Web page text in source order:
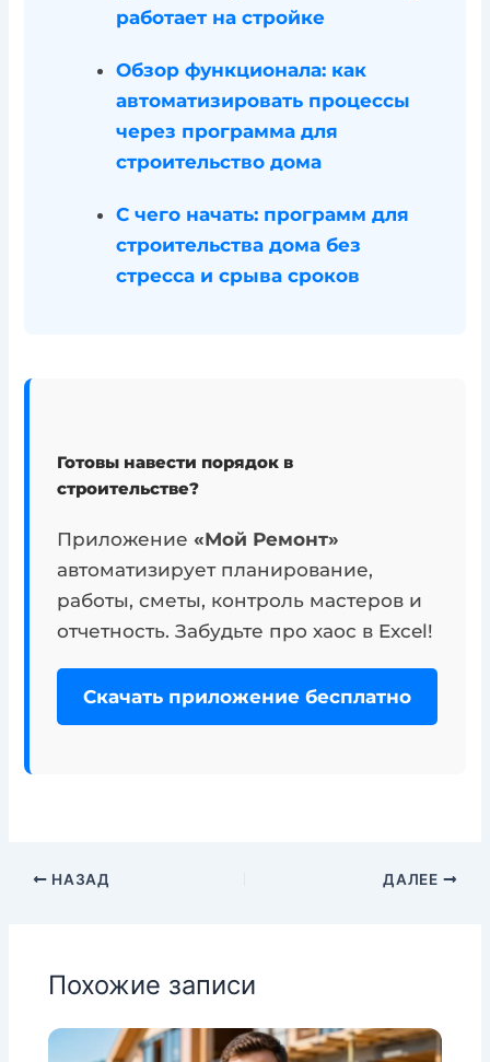
работает на стройке
Обзор функционала: как
автоматизировать процессы
через программа для
строительство дома
С чего начать: программ для
строительства дома без
стресса и срыва сроков
Готовы навести порядок в
строительстве?
Приложение«Мой Ремонт»
автоматизирует планирование,
работы, сметы, контроль мастеров и
отчетность. Забудьте про хаос в Excel!
Скачать приложение бесплатно
НАЗАД ДАЛЕЕ
Похожие записи